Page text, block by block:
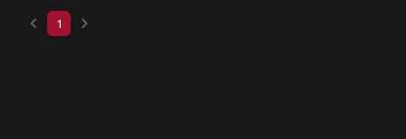
keyboard_arrow_left 1 keyboard_arrow_right